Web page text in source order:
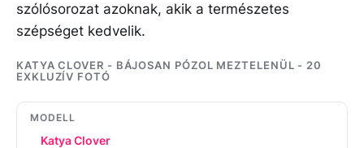
szólósorozat azoknak, akik a természetes
szépséget kedvelik.
KATYA CLOVER - BÁJOSAN PÓZOL MEZTELENÜL - 20
EXKLUZÍV FOTÓ
MODELL
Katya Clover